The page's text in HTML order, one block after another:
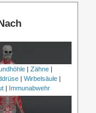
| Zähne|
| Wirbelsäule|
| Immunabwehr